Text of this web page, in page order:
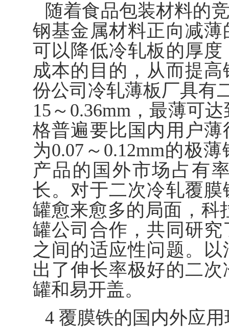
随着食品包装材料的
钢基金属材料正向减
可以降低冷轧板的厚
成本的目的，从而提
份公司冷轧薄板厂具有
15～0.36mm，最薄可
格普遍要比国内用户
为0.07～0.12mm的极
产品的国外市场占有
长。对于二次冷轧覆
罐愈来愈多的局面，科
罐公司合作，共同研
之间的适应性问题。
出了伸长率极好的二
罐和易开盖。
4 覆膜铁的国内外应